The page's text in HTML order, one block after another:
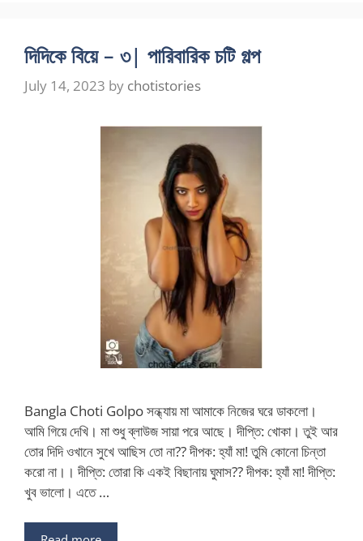
দিদিকে বিয়ে – ৩| পারিবারিক চটি গল্প
July 14, 2023 by chotistories
Bangla Choti Golpo সন্ধ্যায় মা আমাকে নিজের ঘরে ডাকলো।
আমি গিয়ে দেখি। মা শুধু ব্লাউজ সায়া পরে আছে। দীপ্তি: খোকা। তুই আর
তোর দিদি ওখানে সুখে আছিস তো না?? দীপক: হ্যাঁ মা! তুমি কোনো চিন্তা
করো না।। দীপ্তি: তোরা কি একই বিছানায় ঘুমাস?? দীপক: হ্যাঁ মা! দীপ্তি:
খুব ভালো। এতে …